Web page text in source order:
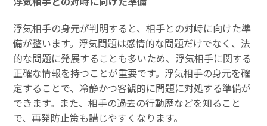
浮気相手の身元が判明すると、相手との対峙に向けた準
備が整います。浮気問題は感情的な問題だけでなく、法
的な問題に発展することも多いため、浮気相手に関する
正確な情報を持つことが重要です。浮気相手の身元を確
定することで、冷静かつ客観的に問題に対処する準備が
できます。また、相手の過去の行動歴などを知ること
で、再発防止策も講じやすくなります。